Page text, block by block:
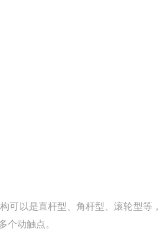
可以是直杆型、角杆型、滚轮型等
个动触点。